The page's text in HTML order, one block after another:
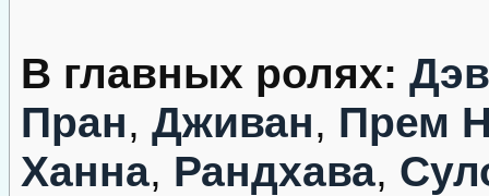
В главных ролях:
Пран, Дживан, Прем
Ханна, Рандхава,